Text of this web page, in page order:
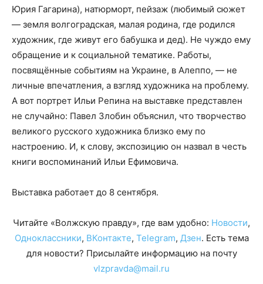
Юрия Гагарина), натюрморт, пейзаж (любимый сюжет
— земля волгоградская, малая родина, где родился
художник, где живут его бабушка и дед). Не чуждо ему
обращение и к социальной тематике. Работы,
посвящённые событиям на Украине, в Алеппо, — не
личные впечатления, а взгляд художника на проблему.
А вот портрет Ильи Репина на выставке представлен
не случайно: Павел Злобин объяснил, что творчество
великого русского художника близко ему по
настроению. И, к слову, экспозицию он назвал в честь
книги воспоминаний Ильи Ефимовича.
Выставка работает до 8 сентября.
Читайте «Волжскую правду», где вам удобно: Новости,
Одноклассники, ВКонтакте, Telegram, Дзен. Есть тема
для новости? Присылайте информацию на почту
vlzpravda@mail.ru